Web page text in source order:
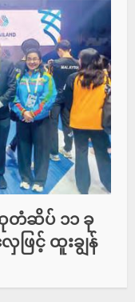
ဆုတံဆိပ် ၁၁ ခု
ြင့် ထူးချွန်